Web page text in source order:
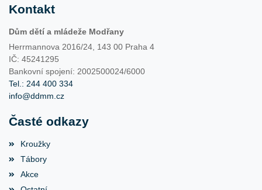
Kontakt
Dům dětí a mládeže Modřany
Herrmannova 2016/24, 143 00 Praha 4
IČ: 45241295
Bankovní spojení: 2002500024/6000
Tel.: 244 400 334
info@ddmm.cz
Časté odkazy
Kroužky
Tábory
Akce